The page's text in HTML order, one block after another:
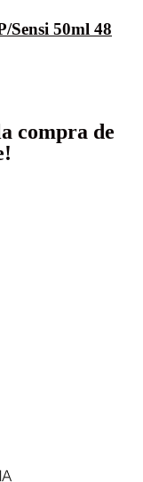
Sensi 50ml 48
compra de